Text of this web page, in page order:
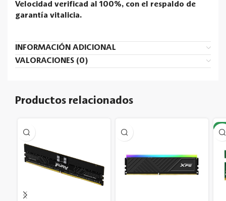
Velocidad verificad al 100%, con el respaldo de
garantía vitalicia.
INFORMACIÓN ADICIONAL
VALORACIONES (0)
Productos relacionados
-